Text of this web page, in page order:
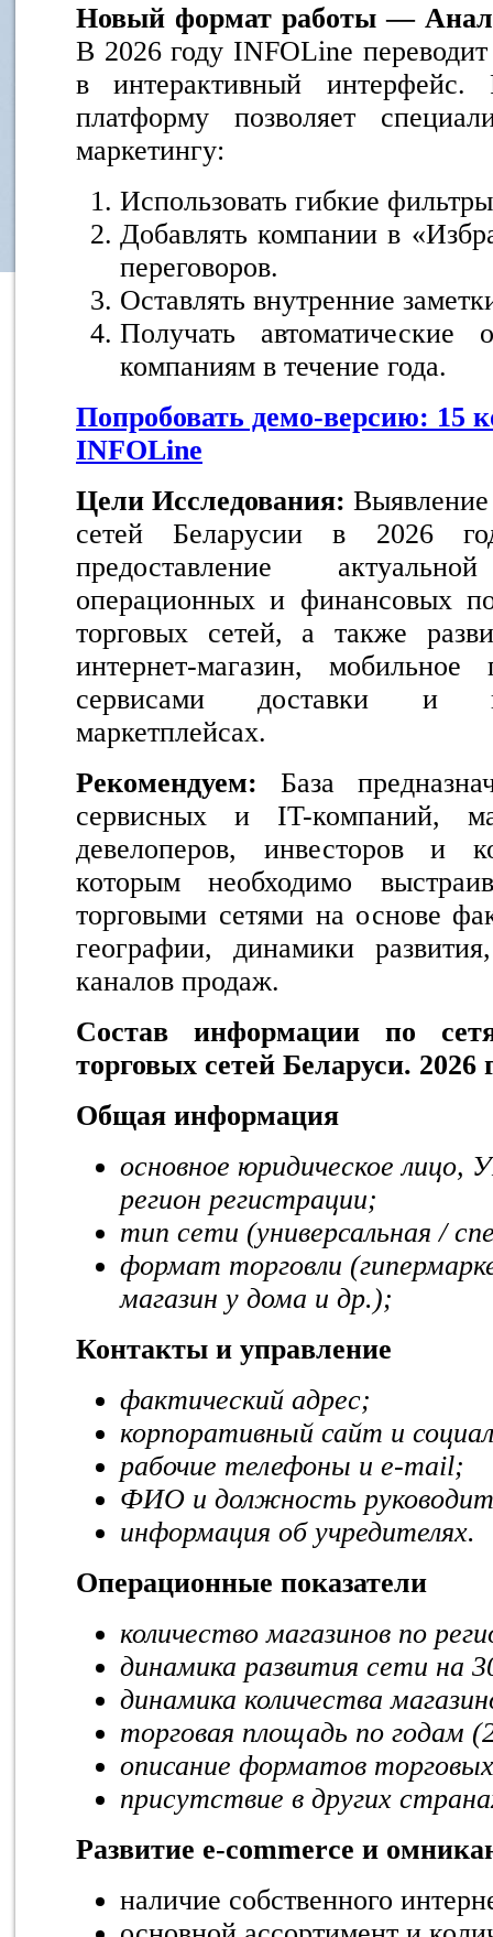
Новый формат работы —
В 2026 году INFOLine
в интерактивный
платформу позволяет
маркетингу:
Использовать гибкие
Добавлять компании в
переговоров.
Оставлять внутренние
Получать
компаниям в течение года.
Попробовать демо-версию: 15
INFOLine
Цели Исследования: Выявление
сетей Беларусии в 2026
предоставление
операционных и финансовых
торговых сетей, а также
интернет-магазин,
сервисами доставки и
маркетплейсах.
Рекомендуем: База
сервисных и IT-компаний,
девелоперов, инвесторов и
которым необходимо
торговыми сетями на основе
географии, динамики
каналов продаж.
Состав информации по
торговых сетей Беларуси. 2026
Общая информация
основное юридическое
регион регистрации;
тип сети (универсальная /
формат торговли
магазин у дома и др.);
Контакты и управление
фактический адрес;
корпоративный сайт и
рабочие телефоны и e-mail;
ФИО и должность
информация об учредителях.
Операционные показатели
количество магазинов по
динамика развития сети на
динамика количества
торговая площадь по годам
описание форматов
присутствие в других
Развитие e-commerce и
наличие собственного